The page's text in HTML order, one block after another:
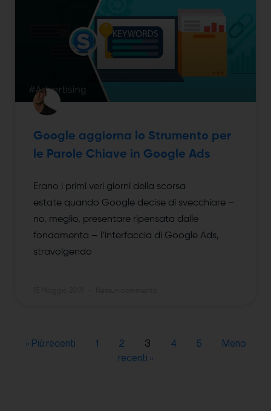
Google aggiorna lo Strumento per
le Parole Chiave in Google Ads
Erano i primi veri giorni della scorsa
estate quando Google decise di svecchiare –
no, meglio, presentare ripensata dalle
fondamenta – l’interfaccia di Google Ads,
stravolgendo
« Più recenti 1 2 3 4 5
Meno
recenti »